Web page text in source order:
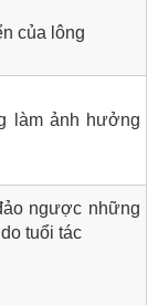
của lông
làm ảnh hưởng
ngược những
tuổi tác